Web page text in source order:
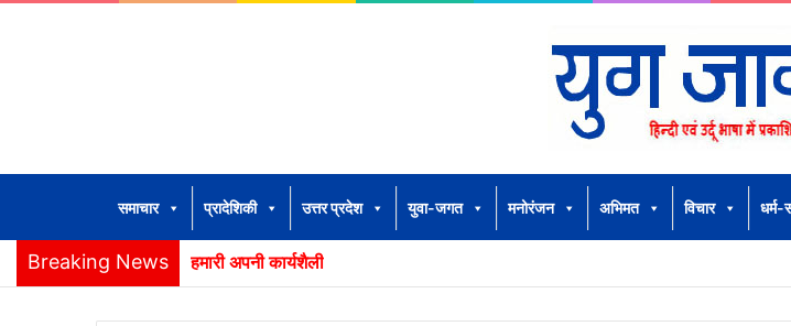
समाचार प्रादेशिकी उत्तर प्रदेश युवा-जगत मनोरंजन अभिमत विचार धर्म-
Breaking News हमारी अपनी कार्यशैली